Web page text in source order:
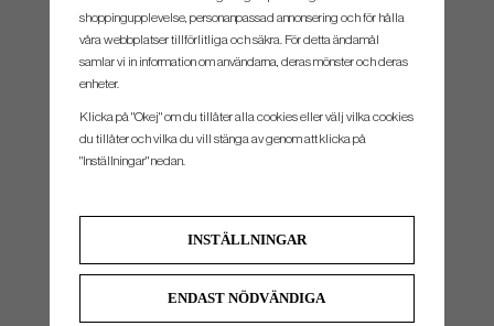
thinner topline and longer blade lengths than its predecessor that seamlessly
blend with the other Pro Series models to meet a player’s specific needs. All
Pro Series irons feature the same MIM back weight to give fitters more
control to dial in swing weight.
Klubba Loft Lie
shoppingupplevelse, personanpassad annonsering och för hålla
våra webbplatser tillförlitliga och säkra. För detta ändamål
samlar vi in information om användarna, deras mönster och deras
enheter.
Klicka på "Okej" om du tillåter alla cookies eller välj vilka cookies
du tillåter och vilka du vill stänga av genom att klicka på
"Inställningar" nedan.
INSTÄLLNINGAR
ENDAST NÖDVÄNDIGA